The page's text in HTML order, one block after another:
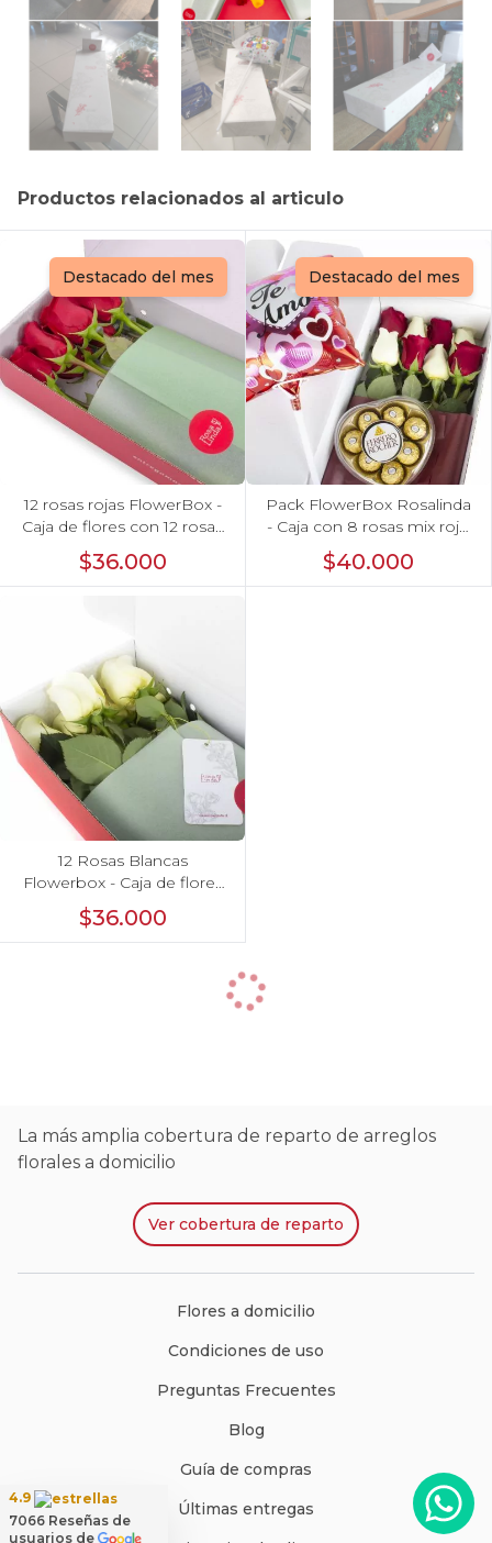
Productos relacionados al articulo
Destacado del mes
12 rosas rojas FlowerBox -
Caja de flores con 12 rosas
ecuatorianas rojas
$36.000
Destacado del mes
Pack FlowerBox Rosalinda
- Caja con 8 rosas mix rojo
y blanco, Ferrero Rocher
corazón 100g y globo Te
amo
$40.000
12 Rosas Blancas
Flowerbox - Caja de flores
con 12 rosas ecuatorianas
blancas
$36.000
La más amplia cobertura de reparto de arreglos
florales a domicilio
Ver cobertura de reparto
Flores a domicilio
Condiciones de uso
Preguntas Frecuentes
Blog
Guía de compras
Últimas entregas
4.9
7066 Reseñas de
usuarios de